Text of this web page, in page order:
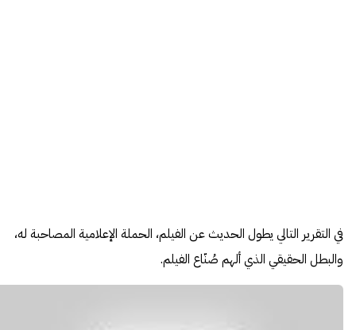
في التقرير التالي يطول الحديث عن الفيلم، الحملة الإعلامية المصاحبة له،
والبطل الحقيقي الذي ألهم صُنّاع الفيلم.